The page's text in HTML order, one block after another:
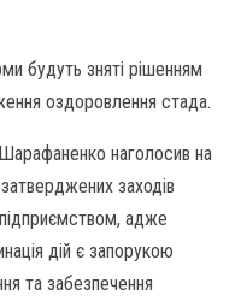
будуть зняті рішенням
оздоровлення стада.
наголосив на
заходів
адже
дій є запорукою
та забезпечення